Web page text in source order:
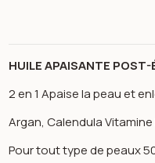
HUILE APAISANTE POST-
2 en 1 Apaise la peau et
Argan, Calendula Vitamine
Pour tout type de peaux